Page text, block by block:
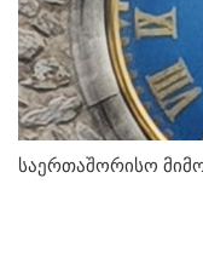
საერთაშორისო